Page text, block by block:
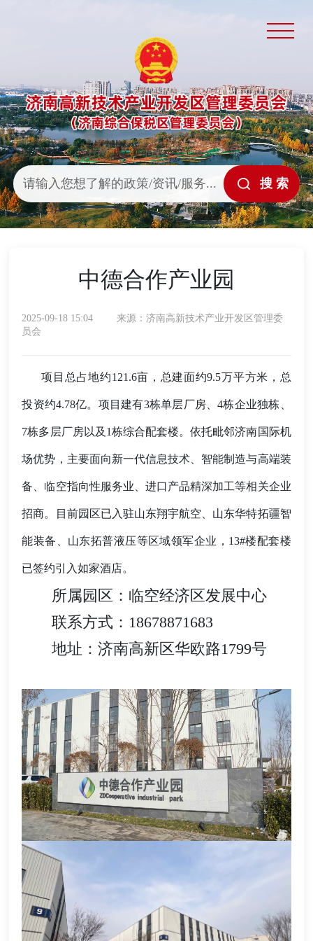
中德合作产业园
2025-09-18 15:04
来源：济南高新技术产业开发区管理委
员会
项目总占地约121.6亩，总建面约9.5万平方米，总
投资约4.78亿。项目建有3栋单层厂房、4栋企业独栋、
7栋多层厂房以及1栋综合配套楼。依托毗邻济南国际机
场优势，主要面向新一代信息技术、智能制造与高端装
备、临空指向性服务业、进口产品精深加工等相关企业
招商。目前园区已入驻山东翔宇航空、山东华特拓疆智
能装备、山东拓普液压等区域领军企业，13#楼配套楼
已签约引入如家酒店。
所属园区：临空经济区发展中心
联系方式：18678871683
地址：济南高新区华欧路1799号